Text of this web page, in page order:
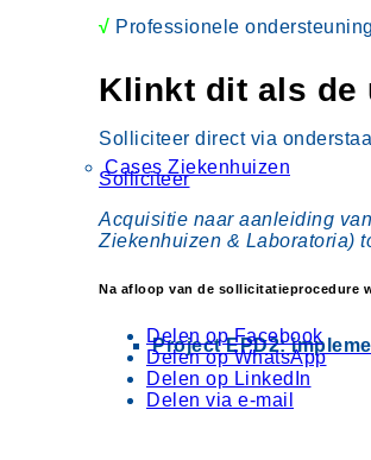
Cases Ziekenhuizen
Project EPD2:
√ Professionele
Klinkt dit als de
Solliciteer direct via
Solliciteer
Acquisitie naar aanleiding
Ziekenhuizen & Laboratoria)
Na afloop van de sollicitatieprocedure
Delen op Facebook
Delen op WhatsApp
Delen op LinkedIn
Delen via e-mail